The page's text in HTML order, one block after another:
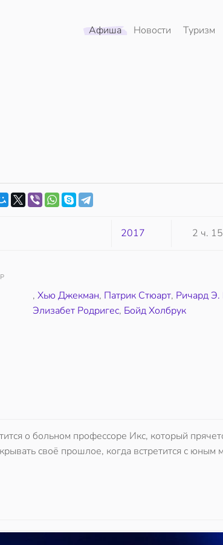
Афиша Новости Туризм
2017 2 ч.
,Хью Джекман, Патрик Стюарт, Ричард Э.
Элизабет Родригес, Бойд Холбрук
о больном профессоре Икс, который
своё прошлое, когда встретится с юным